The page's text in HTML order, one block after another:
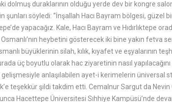
dolmuş duraklarının olduğu yerde dev bir kongre
şunları söyledi: “İnşallah Hacı Bayram bölgesi, güzel
yapacağız. Kale, Hacı Bayram ve
heybetini gösterecek iki bine yakın fetva
büyüklerinin silah, kılık, kıyafet ve eşyalarının
üç boyutlu olarak hac ziyaretinin nasıl
gelişmesiyle anlaşılabilen ayet-i kerimelerin
teşekkür şildi takdim etti. Cemalnur Sargut da
Hacettepe Üniversitesi Sıhhiye Kampüsü’nde